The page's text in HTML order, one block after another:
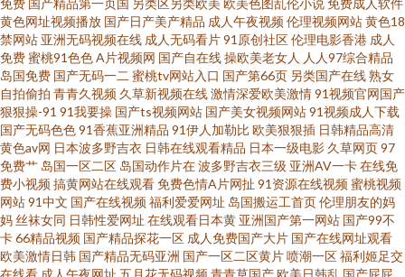
级专区 91免费版九幺 国内精品一区 国产三级在线观看免费 先锋影音在线资
源站 成人观看网页视频 免费最新看电视剧的网站 亚洲精品一区无码A片 成人
福利第一导航 美女巨乳被后入 午夜精品久久福利 赤裸裸美女网站 欧美卡久
久 一区二区三区蜜桃不卡 国产精品欧美漱情 琪琪电影网理论片在线观看 亞
洲國產綜合視頻 多多屋影院 欧美一级看片 一本大道中文日本香蕉 国产女奴
一区二区 日韩老湿有码日韩 91伊人久热精品午夜 激情五月天肏屄 肉体奉公
免费 国产精品第一页国 另类区另类欧美 欧美色图乱伦小说免费成人软件
黄色网址视频播放 国产日产美产精品 成人午夜视频伦理视频网站黄色18
禁网站 亚洲无码视频在线 成人无码看片91原创社区伦理电影香港 成人
免费蜜桃91色色A片视频网 国产自在线操欧美老女人 人人97综合精品
岛国免费 国产无码一二 蜜桃tv网站入口 国产第66页 另类国产在线熟女
自拍偷拍 青青久视频 久草新视频在线激情深爱欧美激情91视频官网国产
狠狠操-91 91我要操 国产ts视频网站 国产美女视频网站91视频成人下载
国产无码色色91香蕉亚洲精品 91伊人加勒比欧美狠狠插 日韩精品高清
黄色av网 日本波多野吉衣 日韩在线观看精品 日本一级电影 久草网页97
免费艹 岛国一区二区 岛国动作片在波多野吉衣三级 亚洲AV一卡在线免
费小视频搞黄网站在线观看免费色情A片网扯 91资源在线视频蜜桃视频
网站91中文 国产在线视频福利爱爱网址 岛国搬运工首页伦理朋友的妈
妈丝袜女同 日韩性爱网址 在线观看日本黄 亚洲国产第一网站 国产99不
卡66精品视频 国产精品探花一区 成人免费国产大片 国产在线网址观看
欧美激情日韩 国产精品无码亚洲 国产一区二区黄片喷潮一区福利姬足交
在线看 成人午夜网址 五月花无码视频青青草国产欧美日韩乱 国产屁屁